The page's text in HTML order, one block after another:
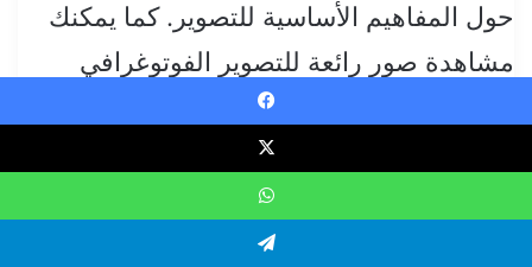
حول المفاهيم الأساسية للتصوير. كما يمكنك
مشاهدة صور رائعة للتصوير الفوتوغرافي
وتحليل تقنيات الإلتقاط لتحسين مهاراتك.
-3 التعلم من الأخطاء: يمكن استخدام الأخطاء
التي يتم إجراؤها في التصوير واتخاذ الإجراءات
Facebook
X
WhatsApp